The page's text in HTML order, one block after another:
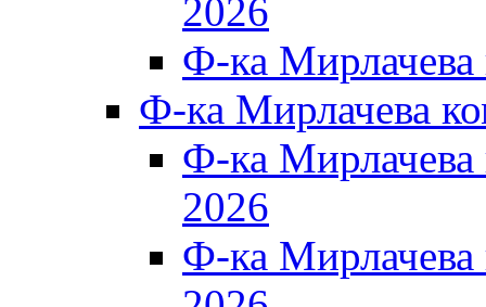
2026
Ф-ка
Ф-ка Мирлачева
Ф-ка
2026
Ф-ка